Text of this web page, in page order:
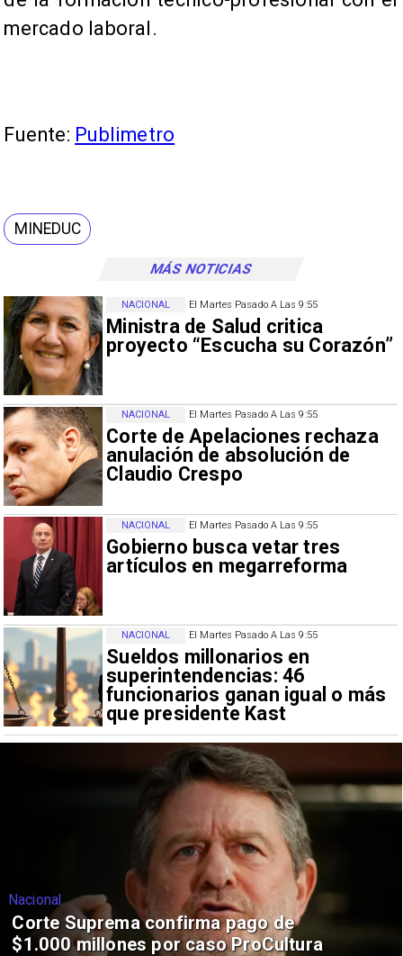
MÁS NOTICIAS
El Martes Pasado A Las 9:55
Ministra de Salud critica
proyecto “Escucha su Corazón”
NACIONAL
El Martes Pasado A Las 9:55
Corte de Apelaciones rechaza
anulación de absolución de
Claudio Crespo
NACIONAL
El Martes Pasado A Las 9:55
Gobierno busca vetar tres
artículos en megarreforma
NACIONAL
El Martes Pasado A Las 9:55
Sueldos millonarios en
superintendencias: 46
funcionarios ganan igual o más
que presidente Kast
NACIONAL
mercado laboral.
Fuente: Publimetro
MINEDUC
Nacional
Corte Suprema confirma pago de
$1.000 millones por caso ProCultura